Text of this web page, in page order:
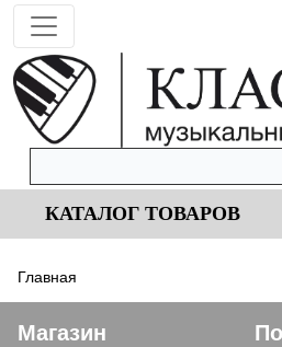
КАТАЛОГ ТОВАРОВ
Главная
Магазин